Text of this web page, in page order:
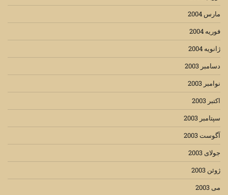
مارس 2004
فوریه 2004
ژانویه 2004
دسامبر 2003
نوامبر 2003
اکتبر 2003
سپتامبر 2003
آگوست 2003
جولای 2003
ژوئن 2003
می 2003